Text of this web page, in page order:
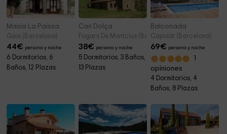
Masía La Païssa
Gaia (Barcelona)
44€ persona y noche
6 Dormitorios, 6
Baños, 12 Plazas
Can Dolça
Fogars De Montclus (Barcelona)
38€ persona y noche
5 Dormitorios, 3 Baños,
13 Plazas
Balconada
Capolat (Barcelona)
69€ persona y noche
opiniones
4 Dormitorios, 4
Baños, 8 Plazas